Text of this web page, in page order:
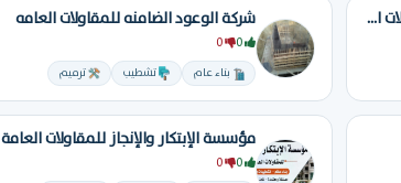
شركة محمد عبدالعزيز ال عوضه للمقاولات العامه شركة الوعود الضامنه للمقاولات العامه
0
0
بناء عام تشطيب ترميم
مؤسسة الإبتكار والإنجاز للمقاولات العامة
0
0